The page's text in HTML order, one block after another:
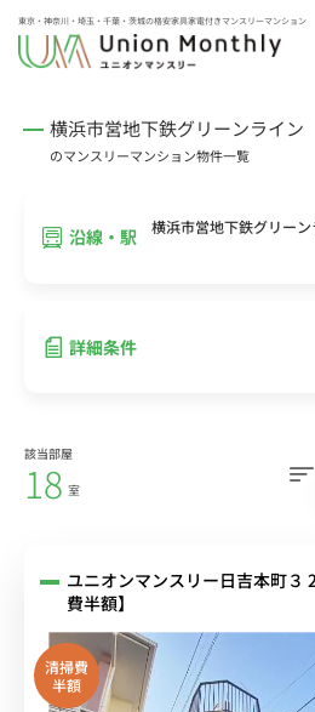
東京・神奈川・埼玉・千葉・茨城の格安家具家電付きマンスリーマンション
横浜市営地下鉄グリーンライン
のマンスリーマンション物件一覧
沿線・駅 横浜市営地下鉄グリーン
詳細条件
該当部屋
18 室
ユニオンマンスリー日吉本町３
費半額】
清掃費
半額